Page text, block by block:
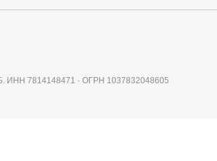
ИНН 7814148471 · ОГРН 1037832048605